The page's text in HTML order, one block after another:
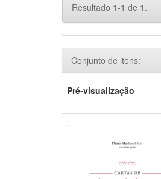
Resultado 1-1 de 1.
Conjunto de itens:
Pré-visualização